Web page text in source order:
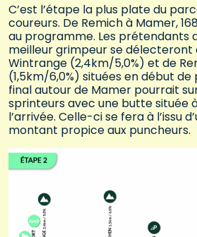
C’est l’étape la plus plate du
coureurs. De Remich à Mamer,
au programme. Les prétendants
meilleur grimpeur se délecteront
Wintrange (2,4km/5,0%) et de
(1,5km/6,0%) situées en début
final autour de Mamer pourrait
sprinteurs avec une butte située
l’arrivée. Celle-ci se fera à l’issu
montant propice aux puncheurs.